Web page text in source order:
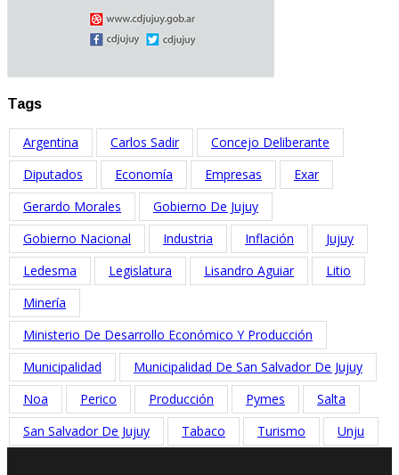
Tags
Argentina Carlos Sadir
Concejo Deliberante
Diputados
Economía Empresas
Exar
Gerardo Morales
Gobierno De Jujuy
Gobierno Nacional
Industria Inflación
Jujuy
Ledesma
Legislatura Lisandro Aguiar
Litio
Minería
Ministerio De Desarrollo Económico Y Producción
Municipalidad
Municipalidad De San Salvador De Jujuy
Noa
Perico Producción Pymes
Salta
San Salvador De Jujuy
Tabaco Turismo Unju